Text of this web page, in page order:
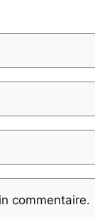
commentaire.